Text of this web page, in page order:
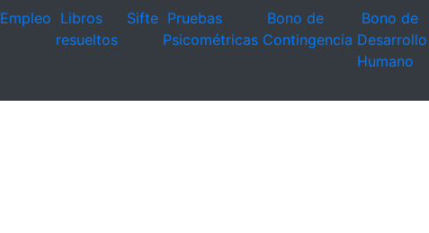
Empleo Libros
resueltos
Sifte Pruebas
Psicométricas
Bono de
Contingencia
Bono de
Desarrollo
Humano